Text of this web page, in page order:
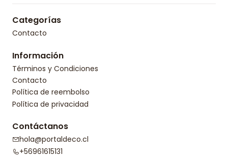
Categorías
Contacto
Información
Términos y Condiciones
Contacto
Política de reembolso
Política de privacidad
Contáctanos
hola@portaldeco.cl
+56961615131